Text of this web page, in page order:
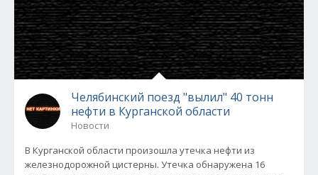
Челябинский поезд "вылил" 40 тонн
нефти в Курганской области
Новости
В Курганской области произошла утечка нефти из
железнодорожной цистерны. Утечка обнаружена 16